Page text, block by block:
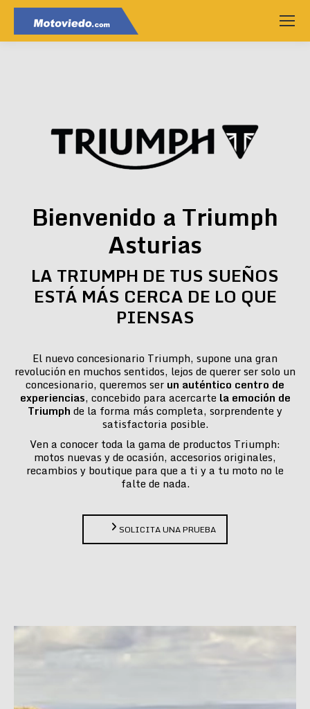
Bienvenido a Triumph
Asturias
LA TRIUMPH DE TUS SUEÑOS
ESTÁ MÁS CERCA DE LO QUE
PIENSAS
El nuevo concesionario Triumph, supone una gran
revolución en muchos sentidos, lejos de querer ser solo un
concesionario, queremos ser un auténtico centro de
experiencias, concebido para acercarte la emoción de
Triumph de la forma más completa, sorprendente y
satisfactoria posible.
Ven a conocer toda la gama de productos Triumph:
motos nuevas y de ocasión, accesorios originales,
recambios y boutique para que a ti y a tu moto no le
falte de nada.
SOLICITA UNA PRUEBA